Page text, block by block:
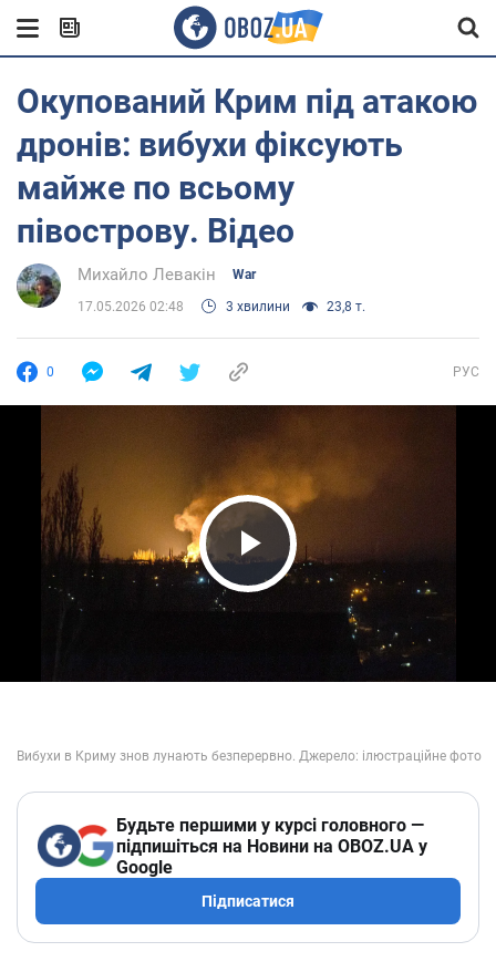
Окупований Крим під атакою
дронів: вибухи фіксують
майже по всьому
півострову. Відео
Михайло Левакін War
17.05.2026 02:48 3 хвилини 23,8 т.
0 РУС
Play Video
Будьте першими у курсі головного —
підпишіться на Новини на OBOZ.UA у
Google
Підписатися